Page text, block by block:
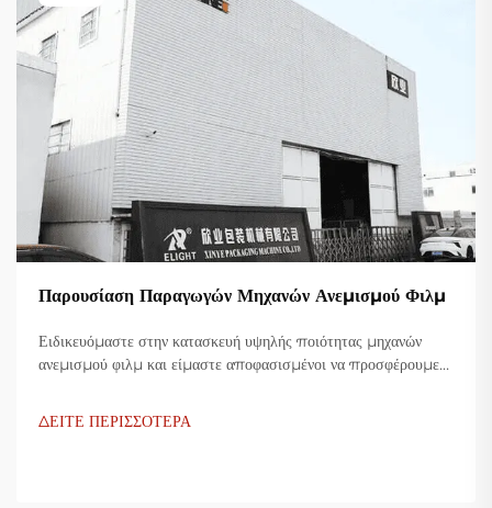
Παρουσίαση Παραγωγών Μηχανών Ανεμισμού Φιλμ
Ειδικευόμαστε στην κατασκευή υψηλής ποιότητας μηχανών
ανεμισμού φιλμ και είμαστε αποφασισμένοι να προσφέρουμε
τεχνολογία, είναι υψίστης αποδοτικότητας, οικονομικές και
ΔΕΙΤΕ ΠΕΡΙΣΣΟΤΕΡΑ